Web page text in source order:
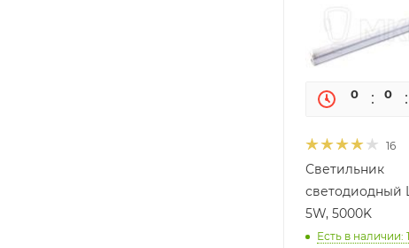
0 0
16
Светильник
светодиодный
5W, 5000K
Есть в наличии: